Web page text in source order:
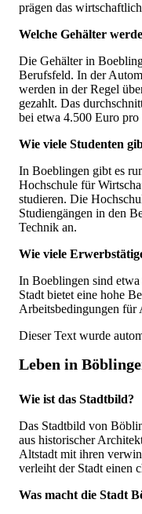
prägen das
Welche Gehälter
Die Gehälter in
Berufsfeld. In der
werden in der Regel
gezahlt. Das
bei etwa 4.500 Euro pro
Wie viele Studenten
In Boeblingen gibt es
Hochschule für
studieren. Die
Studiengängen in den
Technik an.
Wie viele
In Boeblingen sind
Stadt bietet eine hohe
Arbeitsbedingungen für
Dieser Text wurde
Leben in
Wie ist das Stadtbild?
Das Stadtbild von
aus historischer
Altstadt mit ihren
verleiht der Stadt einen
Was macht die Stadt